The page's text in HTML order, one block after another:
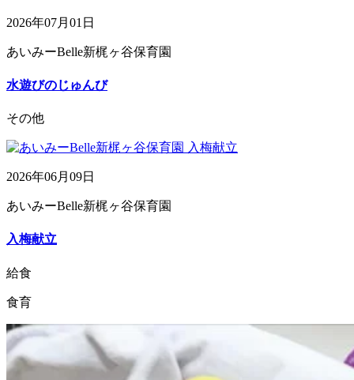
2026年07月01日
あいみーBelle新梶ヶ谷保育園
水遊びのじゅんび
その他
2026年06月09日
あいみーBelle新梶ヶ谷保育園
入梅献立
給食
食育